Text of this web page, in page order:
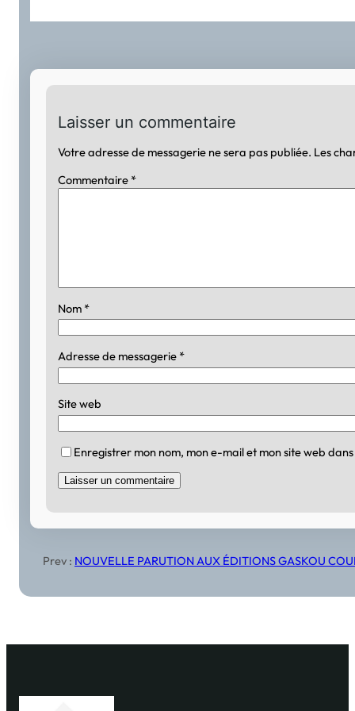
Laisser un commentaire
Votre adresse de messagerie ne sera pas publiée. Les
Commentaire *
Nom *
Adresse de messagerie *
Site web
Enregistrer mon nom, mon e-mail et mon site web
Prev : NOUVELLE PARUTION AUX ÉDITIONS GASKOU